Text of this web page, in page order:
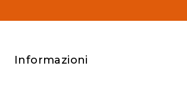
Informazioni